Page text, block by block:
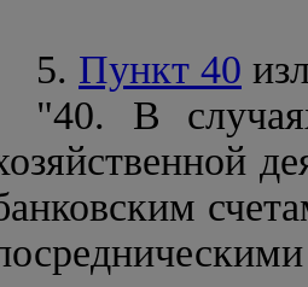
5. Пункт 40
"40. В